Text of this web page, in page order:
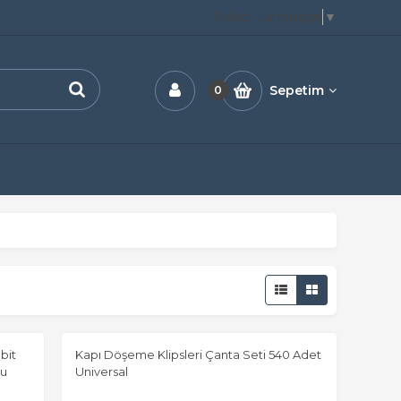
Select Language ▼
0 Sepetim
Kapı Döşeme Klipsleri Çanta Seti 540 Adet
Universal